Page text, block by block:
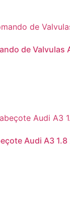
de Valvulas
Audi A3